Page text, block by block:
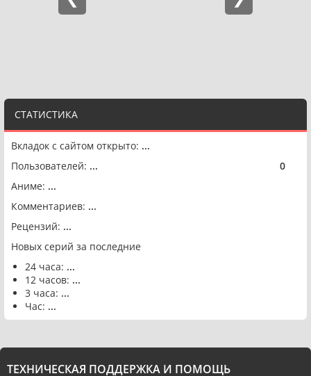
СТАТИСТИКА
Вкладок с сайтом открыто: ...
Пользователей: ... 0
Аниме: ...
Комментариев: ...
Рецензий: ...
Новых серий за последние
24 часа: ...
12 часов: ...
3 часа: ...
Час: ...
ТЕХНИЧЕСКАЯ ПОДДЕРЖКА И ПОМОЩЬ